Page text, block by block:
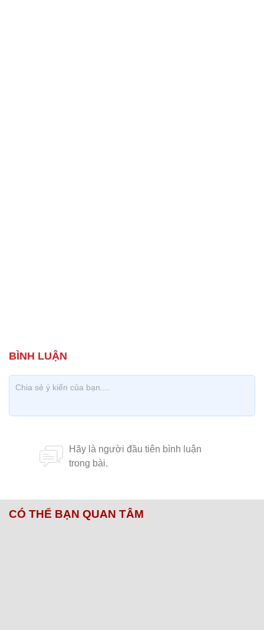
CÓ THỂ BẠN QUAN TÂM